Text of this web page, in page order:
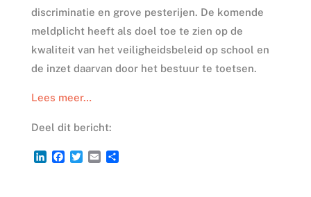
discriminatie en grove pesterijen. De komende
meldplicht heeft als doel toe te zien op de
kwaliteit van het veiligheidsbeleid op school en
de inzet daarvan door het bestuur te toetsen.
Lees meer…
Deel dit bericht:
L
F
T
E
D